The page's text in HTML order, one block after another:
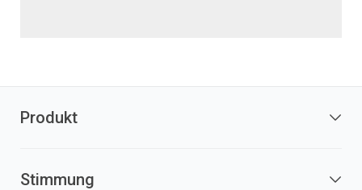
Produkt
Stimmung